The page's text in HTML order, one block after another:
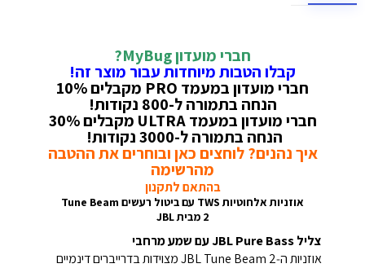
חברי מועדון MyBug?
קבלו הטבות מיוחדות עבור מוצר זה!
חברי מועדון במעמד PRO מקבלים 10%
הנחה בתמורה ל-800 נקודות!
חברי מועדון במעמד ULTRA מקבלים 30%
הנחה בתמורה ל-3000 נקודות!
איך נהנים? לוחצים כאן ובוחרים את ההטבה
מהרשימה
בהתאם לתקנון
אוזניות אלחוטיות TWS עם ביטול רעשים Tune Beam
2 מבית JBL
צליל JBL Pure Bass עם שמע מרחבי
אוזניות ה‑JBL Tune Beam 2 מצוידות בדרייברים דינמיים